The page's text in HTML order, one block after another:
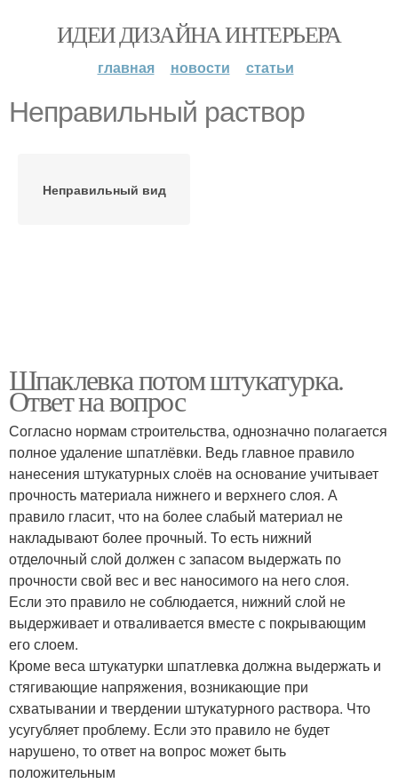
ИДЕИ ДИЗАЙНА ИНТЕРЬЕРА
главная новости статьи
Неправильный раствор
Неправильный вид
Шпаклевка потом штукатурка.
Ответ на вопрос
Согласно нормам строительства, однозначно полагается
полное удаление шпатлёвки. Ведь главное правило
нанесения штукатурных слоёв на основание учитывает
прочность материала нижнего и верхнего слоя. А
правило гласит, что на более слабый материал не
накладывают более прочный. То есть нижний
отделочный слой должен с запасом выдержать по
прочности свой вес и вес наносимого на него слоя.
Если это правило не соблюдается, нижний слой не
выдерживает и отваливается вместе с покрывающим
его слоем.
Кроме веса штукатурки шпатлевка должна выдержать и
стягивающие напряжения, возникающие при
схватывании и твердении штукатурного раствора. Что
усугубляет проблему. Если это правило не будет
нарушено, то ответ на вопрос может быть
положительным